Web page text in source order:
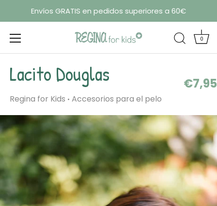
contenido
Envíos GRATIS en pedidos superiores a 60€
0
Regina for Kids • Accesorios para el pelo
€7,95
Lacito Douglas